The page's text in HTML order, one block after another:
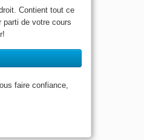
Contient tout ce
parti de votre cours
faire confiance,